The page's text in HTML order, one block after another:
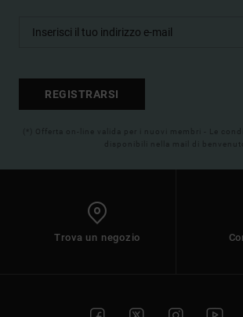
REGISTRARSI
(*) Offerta on-line valida per i nuovi membri - Le
disponibili nella mail di benvenuto
Trova un negozio